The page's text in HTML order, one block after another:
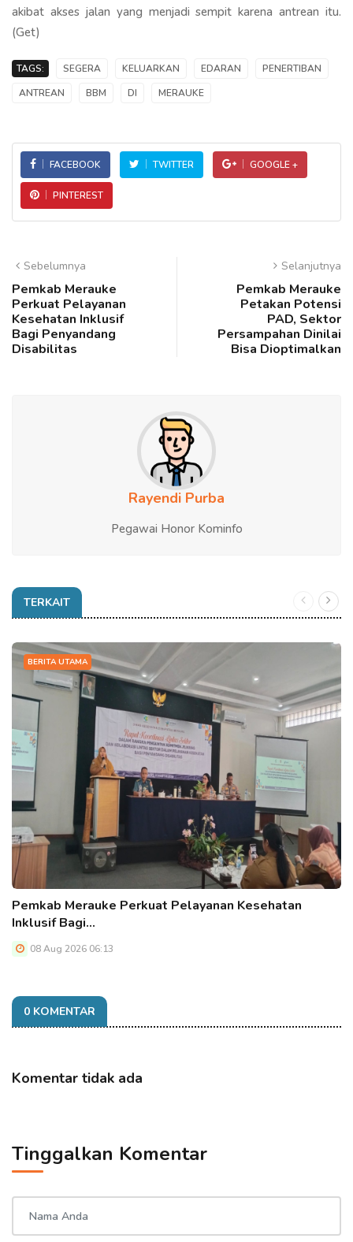
akibat akses jalan yang menjadi sempit karena antrean itu.
(Get)
TAGS: SEGERA KELUARKAN EDARAN
PENERTIBAN
ANTREAN
BBM DI MERAUKE
FACEBOOK TWITTER GOOGLE +
PINTEREST
Sebelumnya
Pemkab Merauke
Perkuat Pelayanan
Kesehatan Inklusif
Bagi Penyandang
Disabilitas
Selanjutnya
Pemkab Merauke
Petakan Potensi
PAD, Sektor
Persampahan Dinilai
Bisa Dioptimalkan
Rayendi Purba
Pegawai Honor Kominfo
TERKAIT
BERITA UTAMA
Pemkab Merauke Perkuat Pelayanan Kesehatan
Inklusif Bagi…
08 Aug 2026 06:13
0 KOMENTAR
Komentar tidak ada
Tinggalkan Komentar